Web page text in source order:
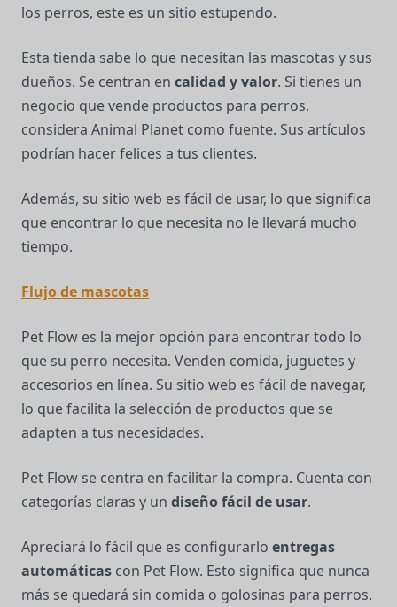
los perros, este es un sitio estupendo.
Esta tienda sabe lo que necesitan las mascotas y sus
dueños. Se centran en calidad y valor. Si tienes un
negocio que vende productos para perros,
considera Animal Planet como fuente. Sus artículos
podrían hacer felices a tus clientes.
Además, su sitio web es fácil de usar, lo que significa
que encontrar lo que necesita no le llevará mucho
tiempo.
Flujo de mascotas
Pet Flow es la mejor opción para encontrar todo lo
que su perro necesita. Venden comida, juguetes y
accesorios en línea. Su sitio web es fácil de navegar,
lo que facilita la selección de productos que se
adapten a tus necesidades.
Pet Flow se centra en facilitar la compra. Cuenta con
categorías claras y un diseño fácil de usar.
Apreciará lo fácil que es configurarlo entregas
automáticas con Pet Flow. Esto significa que nunca
más se quedará sin comida o golosinas para perros.